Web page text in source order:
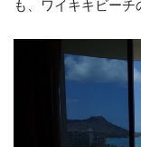
も、ワイキキビーチ